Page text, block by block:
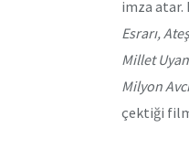
imza atar.
Esrarı,
Millet
Milyon
çektiği